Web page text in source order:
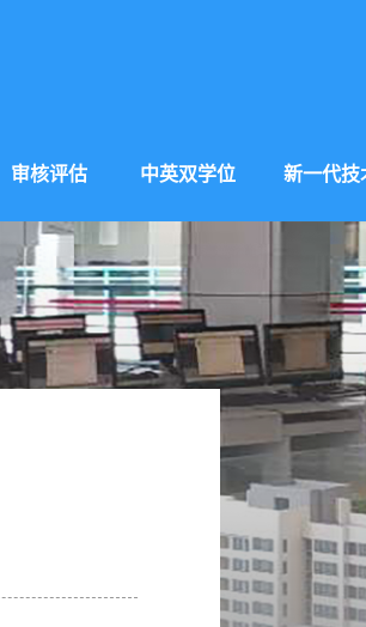
审核评估 中英双学位 新一代技